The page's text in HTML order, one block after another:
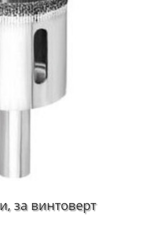
за винтоверт